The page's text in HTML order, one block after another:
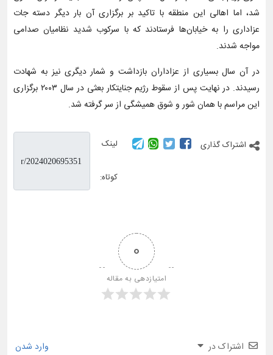
شد، اما اهالی این منطقه با تاکید بر برگزاری آن بار دیگر دسته جات
عزاداری را به خیابان‌ها فرستادند که با سرکوب شدید نظامیان صدامی
مواجه شدند.
در آن سال بسیاری از عزاداران بازداشت و شمار دیگری نیز به شهادت
رسیدند. در نهایت پس از سقوط رژیم جنایتکار بعثی در سال ۲۰۰۳ برگزاری
این مراسم با همان شور و شوق همیشگی از سر گرفته شد.
اشتراک گذاری لینک
کوتاه:
0
امتیازدهی به مقاله
اشتراک در وارد شدن